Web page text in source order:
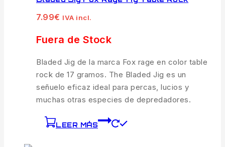
7.99€ IVA incl.
Fuera de Stock
Bladed Jig de la marca Fox rage en color table
rock de 17 gramos. The Bladed Jig es un
señuelo eficaz ideal para percas, lucios y
muchas otras especies de depredadores.
LEER MÁS